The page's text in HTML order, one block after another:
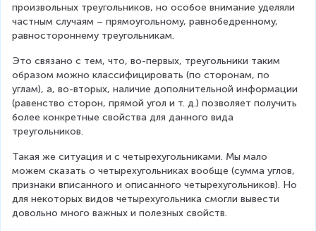
произвольных треугольников, но особое внимание уделяли
частным случаям – прямоугольному, равнобедренному,
равностороннему треугольникам.
Это связано с тем, что, во-первых, треугольники таким
образом можно классифицировать (по сторонам, по
углам), а, во-вторых, наличие дополнительной информации
(равенство сторон, прямой угол и т. д.) позволяет получить
более конкретные свойства для данного вида
треугольников.
Такая же ситуация и с четырехугольниками. Мы мало
можем сказать о четырехугольниках вообще (сумма углов,
признаки вписанного и описанного четырехугольников). Но
для некоторых видов четырехугольника смогли вывести
довольно много важных и полезных свойств.